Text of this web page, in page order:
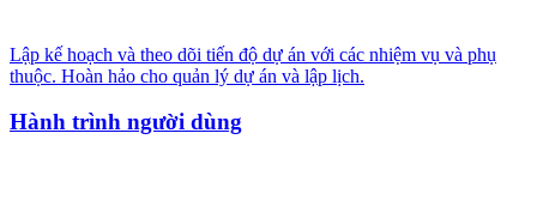
Lập kế hoạch và theo dõi tiến độ dự án với các nhiệm vụ và phụ
thuộc. Hoàn hảo cho quản lý dự án và lập lịch.
Hành trình người dùng